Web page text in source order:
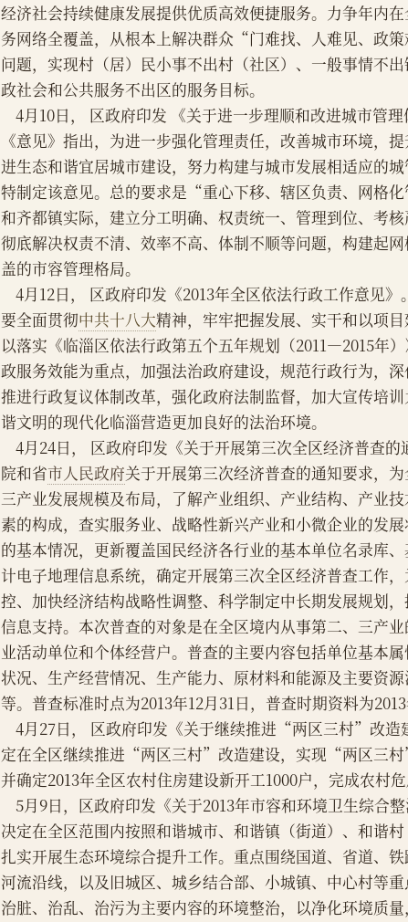
经济社会持续健康发展提供优质高效便捷服务。力争年内
务网络全覆盖，从根本上解决群众“门难找、人难见、政
问题，实现村（居）民小事不出村（社区）、一般事情不
政社会和公共服务不出区的服务目标。
4月10日， 区政府印发 《关于进一步理顺和改进城市管理
《意见》指出，为进一步强化管理责任，改善城市环境，
进生态和谐宜居城市建设，努力构建与城市发展相适应的城
特制定该意见。总的要求是“重心下移、辖区负责、网格
和齐都镇实际，建立分工明确、权责统一、管理到位、考核
彻底解决权责不清、效率不高、体制不顺等问题，构建起
盖的市容管理格局。
4月12日， 区政府印发《2013年全区依法行政工作意见》
要全面贯彻中共十八大精神，牢牢把握发展、实干和以项目
以落实《临淄区依法行政第五个五年规划（2011—2015年
政服务效能为重点，加强法治政府建设，规范行政行为，
推进行政复议体制改革，强化政府法制监督，加大宣传培
谐文明的现代化临淄营造更加良好的法治环境。
4月24日， 区政府印发《关于开展第三次全区经济普查
院和省市人民政府关于开展第三次经济普查的通知要求，为
三产业发展规模及布局，了解产业组织、产业结构、产业
素的构成，查实服务业、战略性新兴产业和小微企业的发
的基本情况，更新覆盖国民经济各行业的基本单位名录库
计电子地理信息系统，确定开展第三次全区经济普查工作
控、加快经济结构战略性调整、科学制定中长期发展规划
信息支持。本次普查的对象是在全区境内从事第二、三产
业活动单位和个体经营户。普查的主要内容包括单位基本
状况、生产经营情况、生产能力、原材料和能源及主要资
等。普查标准时点为2013年12月31日，普查时期资料为2013
4月27日， 区政府印发《关于继续推进“两区三村”改
定在全区继续推进“两区三村”改造建设，实现“两区三村
并确定2013年全区农村住房建设新开工1000户，完成农村危
5月9日，区政府印发《关于2013年市容和环境卫生综合
决定在全区范围内按照和谐城市、和谐镇（街道）、和谐村
扎实开展生态环境综合提升工作。重点围绕国道、省道、
河流沿线，以及旧城区、城乡结合部、小城镇、中心村等
治脏、治乱、治污为主要内容的环境整治，以净化环境质